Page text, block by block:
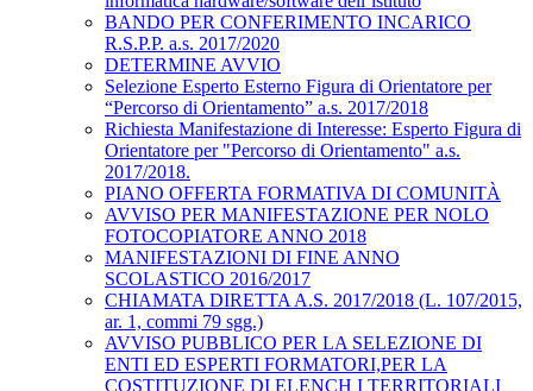
BANDO PER CONFERIMENTO INCARICO
R.S.P.P. a.s. 2017/2020
DETERMINE AVVIO
Selezione Esperto Esterno Figura di Orientatore per
“Percorso di Orientamento” a.s. 2017/2018
Richiesta Manifestazione di Interesse: Esperto Figura di
Orientatore per "Percorso di Orientamento" a.s.
2017/2018.
PIANO OFFERTA FORMATIVA DI COMUNITÀ
AVVISO PER MANIFESTAZIONE PER NOLO
FOTOCOPIATORE ANNO 2018
MANIFESTAZIONI DI FINE ANNO
SCOLASTICO 2016/2017
CHIAMATA DIRETTA A.S. 2017/2018 (L. 107/2015,
ar. 1, commi 79 sgg.)
AVVISO PUBBLICO PER LA SELEZIONE DI
ENTI ED ESPERTI FORMATORI,PER LA
COSTITUZIONE DI ELENCH I TERRITORIALI